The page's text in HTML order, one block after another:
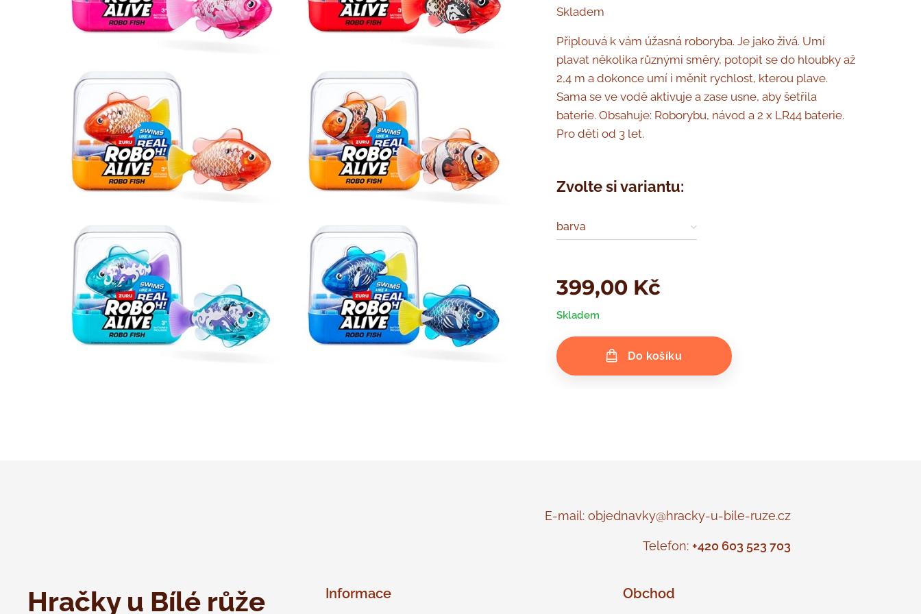
Skladem
Připlouvá k vám úžasná roboryba. Je jako živá. Umí
plavat několika různými směry, potopit se do hloubky až
2,4 m a dokonce umí i měnit rychlost, kterou plave.
Sama se ve vodě aktivuje a zase usne, aby šetřila
baterie. Obsahuje: Roborybu, návod a 2 x LR44 baterie.
Pro děti od 3 let.
Zvolte si variantu:
barva
399,00 Kč
Skladem
Do košíku
E-mail: objednavky@hracky-u-bile-ruze.cz
Telefon: +420 603 523 703
Hračky u Bílé růže Informace Obchod